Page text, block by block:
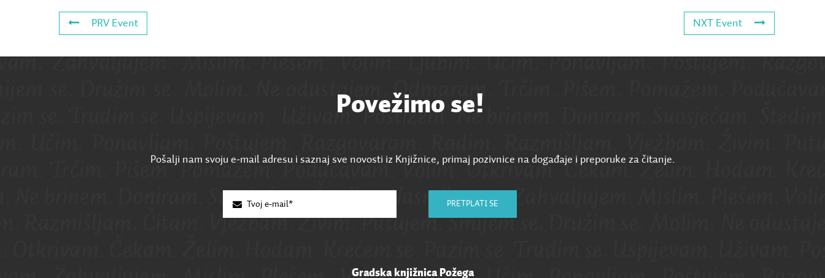
PRV Event NXT Event
Povežimo se!
Pošalji nam svoju e-mail adresu i saznaj sve novosti iz Knjižnice, primaj pozivnice na događaje i preporuke za čitanje.
PRETPLATI SE
Gradska knjižnica Požega